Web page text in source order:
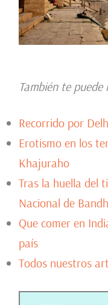
También te
Recorrido por
Erotismo en los
Khajuraho
Tras la huella del
Nacional de
Que comer en
país
Todos nuestros